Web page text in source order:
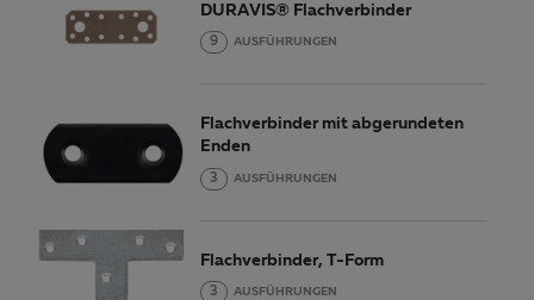
DURAVIS® Flachverbinder
9 AUSFÜHRUNGEN
Flachverbinder mit abgerundeten
Enden
3 AUSFÜHRUNGEN
Flachverbinder, T-Form
3 AUSFÜHRUNGEN